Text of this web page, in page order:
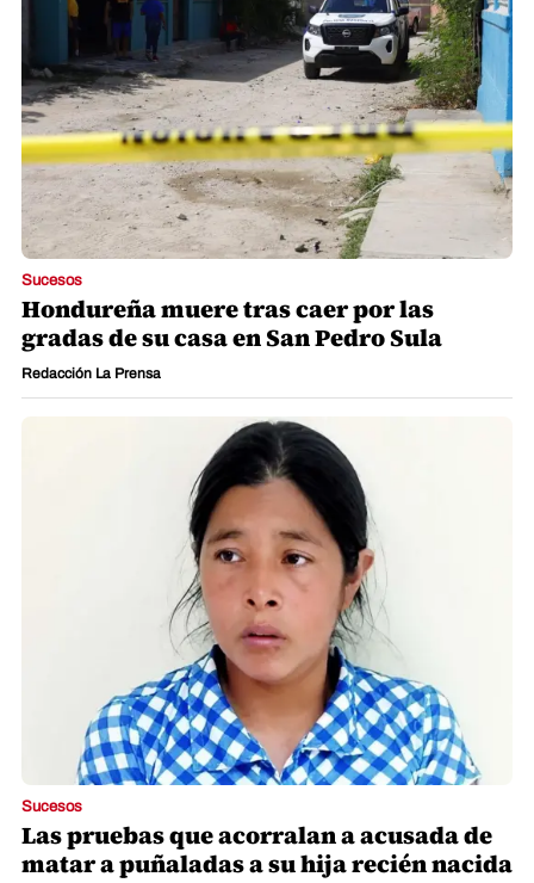
Sucesos
Hondureña muere tras caer por las
gradas de su casa en San Pedro Sula
Redacción La Prensa
Sucesos
Las pruebas que acorralan a acusada de
matar a puñaladas a su hija recién nacida